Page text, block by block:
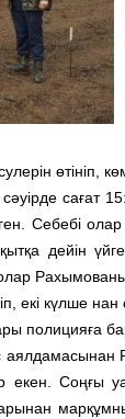
өтініп,
сағат
Себебі олар
дейін
екі күлше
полицияға
Соңғы